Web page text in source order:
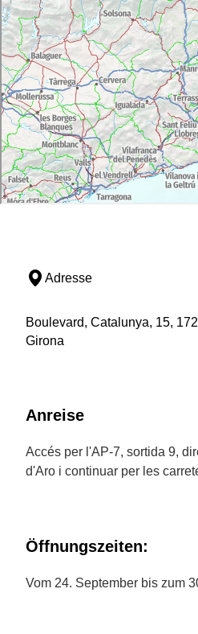
Adresse
Boulevard, Catalunya, 15,
Girona
Anreise
Accés per l'AP-7, sortida 9,
d'Aro i continuar per les
Öffnungszeiten:
Vom 24. September bis zum